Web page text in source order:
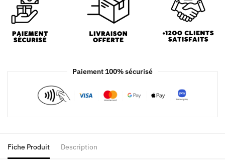
Paiement 100% sécurisé
Fiche Produit Description